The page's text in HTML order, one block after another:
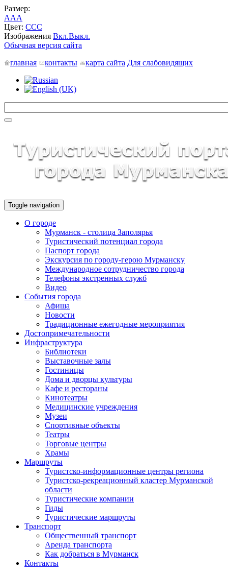
Размер:
AAA
Цвет: CCC
Изображения Вкл.Выкл.
Обычная версия сайта
главная
контакты карта сайта Для слабовидящих
Toggle navigation
О городе
Мурманск - столица Заполярья
Туристический потенциал города
Паспорт города
Экскурсия по городу-герою Мурманску
Международное сотрудничество города
Телефоны экстренных служб
Видео
События города
Афиша
Новости
Традиционные ежегодные мероприятия
Достопримечательности
Инфраструктура
Библиотеки
Выставочные залы
Гостиницы
Дома и дворцы культуры
Кафе и рестораны
Кинотеатры
Медицинские учреждения
Музеи
Спортивные объекты
Театры
Торговые центры
Храмы
Маршруты
Туристско-информационные центры региона
Туристско-рекреационный кластер Мурманской
области
Туристические компании
Гиды
Туристические маршруты
Транспорт
Общественный транспорт
Аренда транспорта
Как добраться в Мурманск
Контакты